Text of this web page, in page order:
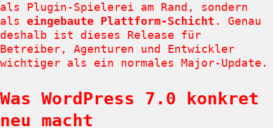
als Plugin-Spielerei am Rand, sondern
als eingebaute Plattform-Schicht . Genau
deshalb ist dieses Release für
Betreiber, Agenturen und Entwickler
wichtiger als ein normales Major-Update.
Was WordPress 7.0 konkret
neu macht